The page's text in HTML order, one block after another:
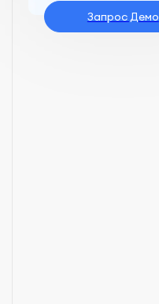
Запрос Демо